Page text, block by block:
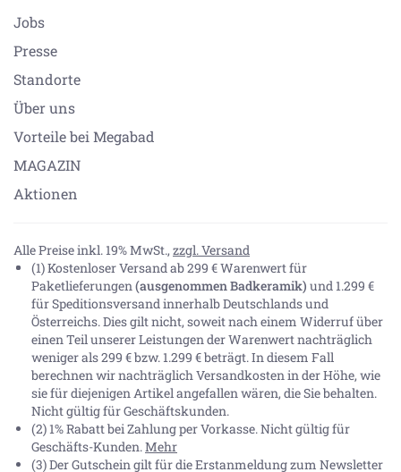
Jobs
Presse
Standorte
Über uns
Vorteile bei Megabad
MAGAZIN
Aktionen
Alle Preise inkl. 19% MwSt., zzgl. Versand
(1) Kostenloser Versand ab 299 € Warenwert für
Paketlieferungen(ausgenommen Badkeramik) und 1.299 €
für Speditionsversand innerhalb Deutschlands und
Österreichs. Dies gilt nicht, soweit nach einem Widerruf über
einen Teil unserer Leistungen der Warenwert nachträglich
weniger als 299 € bzw. 1.299 € beträgt. In diesem Fall
berechnen wir nachträglich Versandkosten in der Höhe, wie
sie für diejenigen Artikel angefallen wären, die Sie behalten.
Nicht gültig für Geschäftskunden.
(2) 1% Rabatt bei Zahlung per Vorkasse. Nicht gültig für
Geschäfts-Kunden.Mehr
(3) Der Gutschein gilt für die Erstanmeldung zum Newsletter